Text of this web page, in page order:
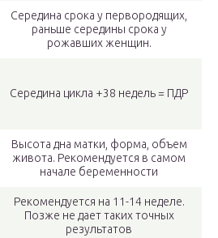
Середина срока у первородящих,
раньше середины срока у
рожавших женщин.
Середина цикла +38 недель = ПДР
Высота дна матки, форма, объем
живота. Рекомендуется в самом
начале беременности
Рекомендуется на 11-14 неделе.
Позже не дает таких точных
результатов